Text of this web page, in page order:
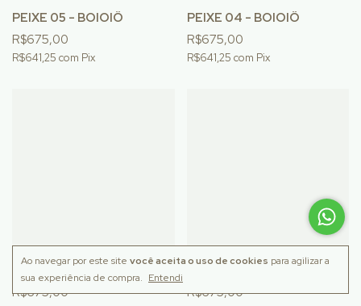
Ao navegar por este site você aceita o uso de cookies para agilizar a
sua experiência de compra. Entendi
PEIXE 05 - BOIOIÔ
R$675,00
R$641,25 com Pix
PEIXE 04 - BOIOIÔ
R$675,00
R$641,25 com Pix
PEIXE 03 - BOIOIÔ
R$675,00
PEIXE 02 - BOIOIÔ
R$675,00